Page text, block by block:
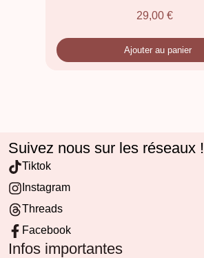
29,00 €
Ajouter au panier
Suivez nous sur les réseaux !
Tiktok
Instagram
Threads
Facebook
Infos importantes